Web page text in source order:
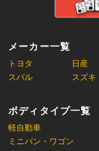
メーカー一覧
トヨタ 日産
スバル
スズキ
ボディタイプ一覧
軽自動車
ミニバン・ワゴン